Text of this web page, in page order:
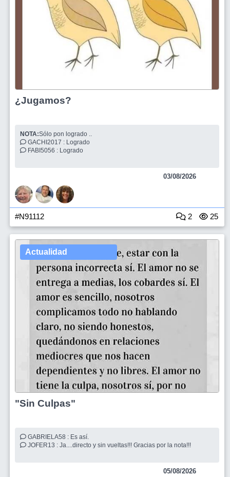
¿Jugamos?
NOTA:
Sólo pon logrado ..
GACHI2017 : Logrado
FABI5056 : Logrado
03/08/2026
#N91112 2 25
Actualidad
"Sin Culpas"
GABRIELA58 : Es así.
JOFER13 : Ja....directo y sin vueltas!!! Gracias por la nota!!!
05/08/2026